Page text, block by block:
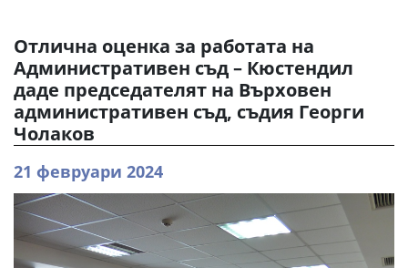
Отлична оценка за работата на
Административен съд – Кюстендил
даде председателят на Върховен
административен съд, съдия Георги
Чолаков
21 февруари 2024